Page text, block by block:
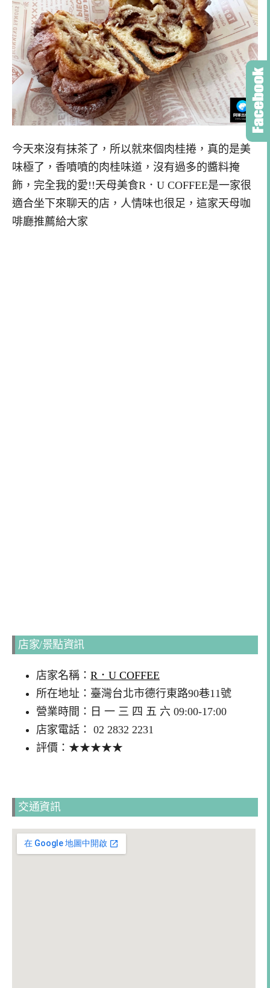
今天來沒有抹茶了，所以就來個肉桂捲，真的是美
味極了，香噴噴的肉桂味道，沒有過多的醬料掩
飾，完全我的愛!!天母美食R．U COFFEE是一家很
適合坐下來聊天的店，人情味也很足，這家天母咖
啡廳推薦給大家
店家/景點資訊
店家名稱： R．U COFFEE
所在地址：臺灣台北市德行東路90巷11號
營業時間：日 一 三 四 五 六 09:00-17:00
店家電話： 02 2832 2231
評價：★★★★★
交通資訊